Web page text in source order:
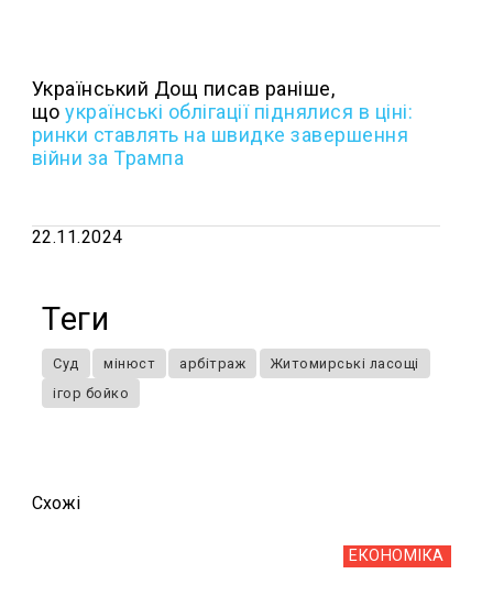
Український Дощ писав раніше,
щоукраїнські облігації піднялися в ціні:
ринки ставлять на швидке завершення
війни за Трампа
22.11.2024
Теги
Суд мінюст арбітраж
Житомирські ласощі
ігор бойко
Схожi
ЕКОНОМІКА